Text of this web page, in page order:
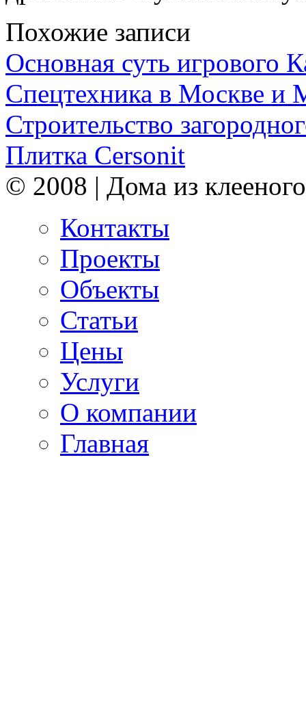
Похожие записи
Основная суть игрового
Спецтехника в Москве и
Строительство
Плитка Cersonit
© 2008 | Дома из
Контакты
Проекты
Объекты
Статьи
Цены
Услуги
О компании
Главная